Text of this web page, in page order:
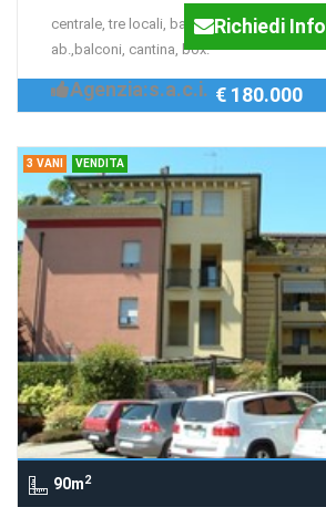
centrale, tre locali, bagno, cucina
ab.,balconi, cantina, box.
Richiedi Info
Agenzia:s.a.c.i. € 180.000
3 VANI VENDITA
90m2